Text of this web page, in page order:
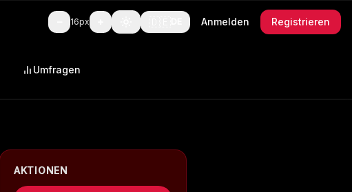
16px Anmelden Registrieren
Umfragen
AKTIONEN